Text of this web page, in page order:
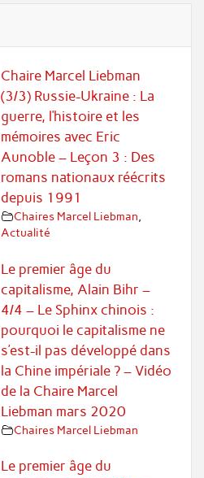
Chaire Marcel Liebman
(3/3) Russie-Ukraine : La
guerre, l’histoire et les
mémoires avec Eric
Aunoble – Leçon 3 : Des
romans nationaux réécrits
depuis 1991
Chaires Marcel Liebman
Actualité
Le premier âge du
capitalisme, Alain Bihr –
4/4 – Le Sphinx chinois :
pourquoi le capitalisme ne
s’est-il pas développé dans
la Chine impériale ? – Vidéo
de la Chaire Marcel
Liebman mars 2020
Chaires Marcel Liebman
Le premier âge du